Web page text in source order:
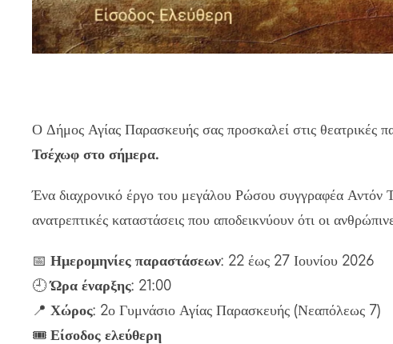
Ο Δήμος Αγίας Παρασκευής σας προσκαλεί στις θεατρικές
Τσέχωφ στο σήμερα.
Ένα διαχρονικό έργο του μεγάλου Ρώσου συγγραφέα Αντόν
ανατρεπτικές καταστάσεις που αποδεικνύουν ότι οι
📅 Ημερομηνίες παραστάσεων: 22 έως 27 Ιουνίου 2026
🕘Ώρα έναρξης: 21:00
📍 Χώρος: 2ο Γυμνάσιο Αγίας Παρασκευής (Νεαπόλεως 7)
🎟️ Είσοδος ελεύθερη